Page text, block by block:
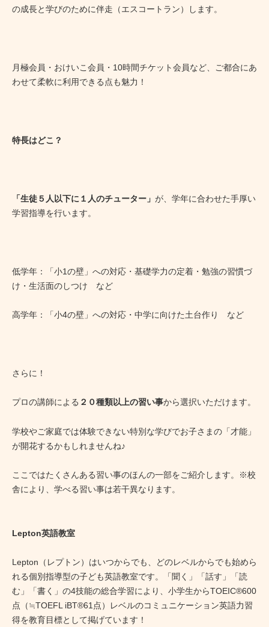
の成長と学びのために伴走（エスコートラン）します。
月極会員・おけいこ会員・10時間チケット会員など、ご都合にあ
わせて柔軟に利用できる点も魅力！
特長はどこ？
「生徒５人以下に１人のチューター」 が、学年に合わせた手厚い
学習指導を行います。
低学年：「小1の壁」への対応・基礎学力の定着・勉強の習慣づ
け・生活面のしつけ など
高学年：「小4の壁」への対応・中学に向けた土台作り など
さらに！
プロの講師による ２０種類以上の習い事から選択いただけます。
学校やご家庭では体験できない特別な学びでお子さまの「才能」
が開花するかもしれませんね♪
ここではたくさんある習い事のほんの一部をご紹介します。※校
舎により、学べる習い事は若干異なります。
Lepton英語教室
Lepton（レプトン）はいつからでも、どのレベルからでも始めら
れる個別指導型の子ども英語教室です。「聞く」「話す」「読
む」「書く」の4技能の総合学習により、小学生からTOEIC®600
点（≒TOEFL iBT®61点）レベルのコミュニケーション英語力習
得を教育目標として掲げています！